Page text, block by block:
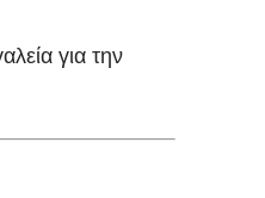
για την